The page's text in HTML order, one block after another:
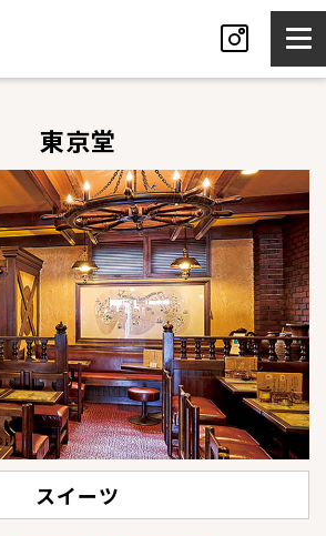
東京堂
スイーツ